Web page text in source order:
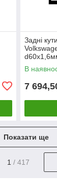
Задні
В
7
Показати ще
1 / 417